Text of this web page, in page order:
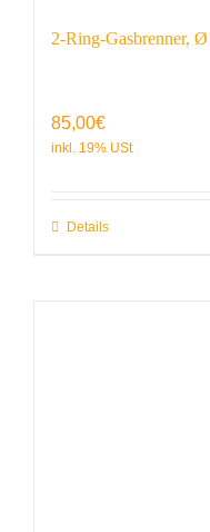
2-Ring-Gasbrenner,
85,00€
Details